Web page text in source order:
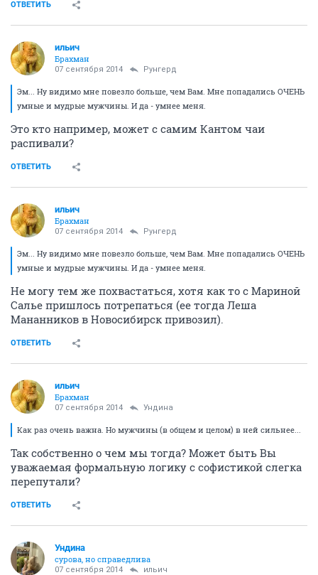
ОТВЕТИТЬ
ильич
Брахман
07 сентября 2014 Рунгерд
Эм... Ну видимо мне повезло больше, чем Вам. Мне попадались ОЧЕНЬ
умные и мудрые мужчины. И да - умнее меня.
Это кто например, может с самим Кантом чаи
распивали?
ОТВЕТИТЬ
ильич
Брахман
07 сентября 2014 Рунгерд
Эм... Ну видимо мне повезло больше, чем Вам. Мне попадались ОЧЕНЬ
умные и мудрые мужчины. И да - умнее меня.
Не могу тем же похвастаться, хотя как то с Мариной
Салье пришлось потрепаться (ее тогда Леша
Мананников в Новосибирск привозил).
ОТВЕТИТЬ
ильич
Брахман
07 сентября 2014 Ундинa
Как раз очень важна. Но мужчины (в общем и целом) в ней сильнее...
Так собственно о чем мы тогда? Может быть Вы
уважаемая формальную логику с софистикой слегка
перепутали?
ОТВЕТИТЬ
Ундинa
сурова, но справедлива
07 сентября 2014 ильич